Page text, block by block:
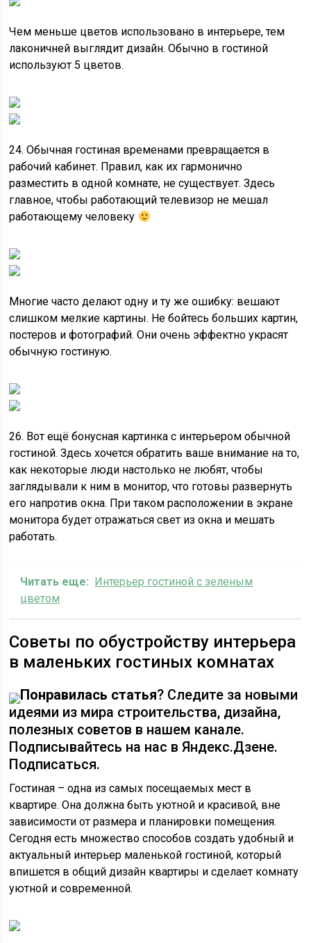
Чем меньше цветов использовано в интерьере, тем
лаконичней выглядит дизайн. Обычно в гостиной
используют 5 цветов.
24. Обычная гостиная временами превращается в
рабочий кабинет. Правил, как их гармонично
разместить в одной комнате, не существует. Здесь
главное, чтобы работающий телевизор не мешал
работающему человеку
Многие часто делают одну и ту же ошибку: вешают
слишком мелкие картины. Не бойтесь больших картин,
постеров и фотографий. Они очень эффектно украсят
обычную гостиную.
26. Вот ещё бонусная картинка с интерьером обычной
гостиной. Здесь хочется обратить ваше внимание на то,
как некоторые люди настолько не любят, чтобы
заглядывали к ним в монитор, что готовы развернуть
его напротив окна. При таком расположении в экране
монитора будет отражаться свет из окна и мешать
работать.
Читать еще: Интерьер гостиной с зеленым
цветом
Советы по обустройству интерьера
в маленьких гостиных комнатах
Понравилась статья? Следите за новыми
идеями из мира строительства, дизайна,
полезных советов в нашем канале.
Подписывайтесь на нас в Яндекс.Дзене.
Подписаться.
Гостиная – одна из самых посещаемых мест в
квартире. Она должна быть уютной и красивой, вне
зависимости от размера и планировки помещения.
Сегодня есть множество способов создать удобный и
актуальный интерьер маленькой гостиной, который
впишется в общий дизайн квартиры и сделает комнату
уютной и современной.